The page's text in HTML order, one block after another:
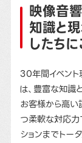
映像音
知識と
したち
30年間イベン
は、豊富な知識
お客様から高
つ柔軟な対応力
ションまでトー